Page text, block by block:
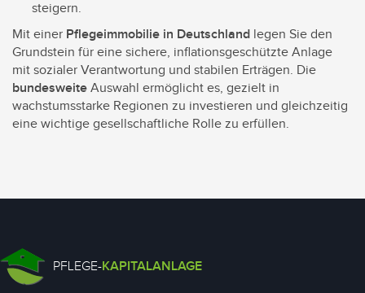
steigern.
Mit einer Pflegeimmobilie in Deutschland legen Sie den
Grundstein für eine sichere, inflationsgeschützte Anlage
mit sozialer Verantwortung und stabilen Erträgen. Die
bundesweite Auswahl ermöglicht es, gezielt in
wachstumsstarke Regionen zu investieren und gleichzeitig
eine wichtige gesellschaftliche Rolle zu erfüllen.
PFLEGE-KAPITALANLAGE